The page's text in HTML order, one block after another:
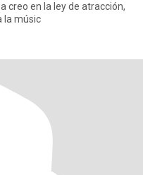
me gusta la músic